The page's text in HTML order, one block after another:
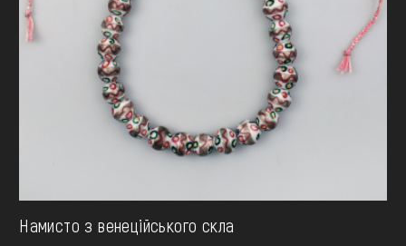
Намисто з венеційського скла